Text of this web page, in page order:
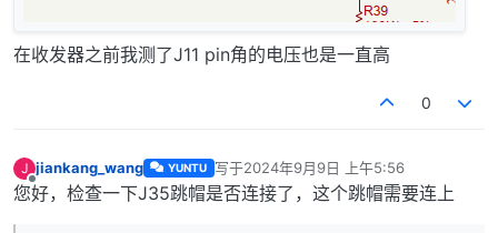
在收发器之前我测了J11 pin角的电压也是一直高
0
J
离线
jiankang_wang YUNTU 写于2024年9月9日 上午5:56
最后由 编辑
您好，检查一下J35跳帽是否连接了，这个跳帽需要连上